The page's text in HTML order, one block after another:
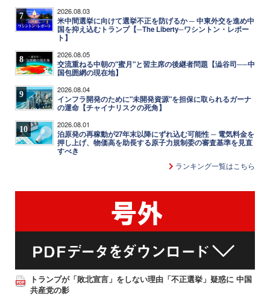
7 2026.08.03
米中間選挙に向けて選挙不正を防げるか ─ 中東外交を進め中
国を抑え込むトランプ【─The Liberty─ワシントン・レポー
ト】
8 2026.08.05
交流重ねる中朝の"蜜月"と習主席の後継者問題【澁谷司──中
国包囲網の現在地】
9 2026.08.04
インフラ開発のために"未開発資源"を担保に取られるガーナ
の運命【チャイナリスクの死角】
10 2026.08.01
泊原発の再稼動が27年末以降にずれ込む可能性 ─ 電気料金を
押し上げ、物価高を助長する原子力規制委の審査基準を見直
すべき
ランキング一覧はこちら
トランプが「敗北宣言」をしない理由「不正選挙」疑惑に 中国
共産党の影